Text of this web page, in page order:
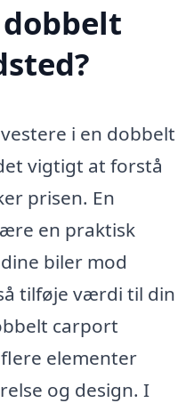
i en dobbelt
vigtigt at forstå
prisen. En
en praktisk
biler mod
tilføje værdi til din
carport
elementer
og design. I